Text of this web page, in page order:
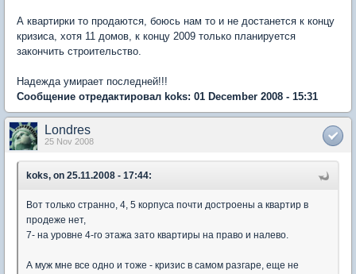
А квартирки то продаются, боюсь нам то и не достанется к концу
кризиса, хотя 11 домов, к концу 2009 только планируется
закончить строительство.
Надежда умирает последней!!!
Сообщение отредактировал koks: 01 December 2008 - 15:31
Londres
25 Nov 2008
koks, on 25.11.2008 - 17:44:
Вот только странно, 4, 5 корпуса почти достроены а квартир в
продеже нет,
7- на уровне 4-го этажа зато квартиры на право и налево.
А муж мне все одно и тоже - кризис в самом разгаре, еще не